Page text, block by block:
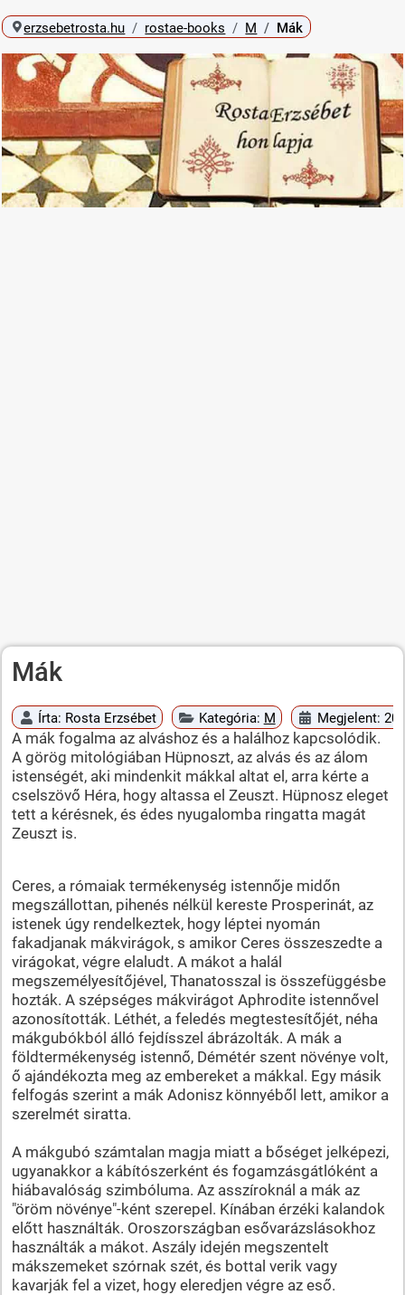
erzsebetrosta.hu rostae-books M Mák
Mák
Írta: Rosta Erzsébet Kategória: M Megjelent:
A mák fogalma az alváshoz és a halálhoz kapcsolódik.
A görög mitológiában Hüpnoszt, az alvás és az álom
istenségét, aki mindenkit mákkal altat el, arra kérte a
cselszövő Héra, hogy altassa el Zeuszt. Hüpnosz eleget
tett a kérésnek, és édes nyugalomba ringatta magát
Zeuszt is.
Ceres, a rómaiak termékenység istennője midőn
megszállottan, pihenés nélkül kereste Prosperinát, az
istenek úgy rendelkeztek, hogy léptei nyomán
fakadjanak mákvirágok, s amikor Ceres összeszedte a
virágokat, végre elaludt. A mákot a halál
megszemélyesítőjével, Thanatosszal is összefüggésbe
hozták. A szépséges mákvirágot Aphrodite istennővel
azonosították. Léthét, a feledés megtestesítőjét, néha
mákgubókból álló fejdísszel ábrázolták. A mák a
földtermékenység istennő, Démétér szent növénye volt,
ő ajándékozta meg az embereket a mákkal. Egy másik
felfogás szerint a mák Adonisz könnyéből lett, amikor a
szerelmét siratta.
A mákgubó számtalan magja miatt a bőséget jelképezi,
ugyanakkor a kábítószerként és fogamzásgátlóként a
hiábavalóság szimbóluma. Az asszíroknál a mák az
"öröm növénye"-ként szerepel. Kínában érzéki kalandok
előtt használták. Oroszországban esővarázslásokhoz
használták a mákot. Aszály idején megszentelt
mákszemeket szórnak szét, és bottal verik vagy
kavarják fel a vizet, hogy eleredjen végre az eső.